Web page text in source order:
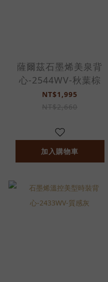
薩爾茲石墨烯美泉背
心-2544WV-秋葉棕
NT$1,995
NT$2,660
加入購物車